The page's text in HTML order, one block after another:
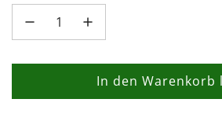
In den Warenkorb
L